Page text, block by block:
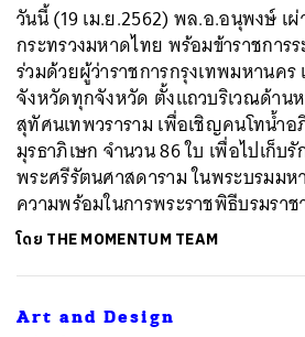
วันนี้ (19 เม.ย.2562) พล.อ.อนุพงษ์ เ
กระทรวงมหาดไทย พร้อมข้าราชการ
ร่วมด้วยผู้ว่าราชการกรุงเทพมหานคร
จังหวัดทุกจังหวัด ตั้งแถวบริเวณด้าน
สุทัศนเทพวราราม เพื่อเชิญคนโทน้ำอ
มุรธาภิเษก จำนวน 86 ใบ เพื่อไปเก็บ
พระศรีรัตนศาสดาราม ในพระบรมมห
ความพร้อมในการพระราชพิธีบรมราช
โดย THE MOMENTUM TEAM
Art and Design